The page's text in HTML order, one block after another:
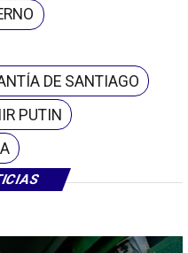
DE SANTIAGO
PUTIN